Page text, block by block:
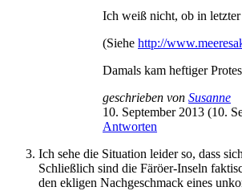
Ich weiß nicht, ob in
(Siehe http://
Damals kam heftiger
geschrieben von Susanne
10. September 2013 (10.
Antworten
Ich sehe die Situation leider so, dass
Schließlich sind die Färöer-Inseln
den ekligen Nachgeschmack eines